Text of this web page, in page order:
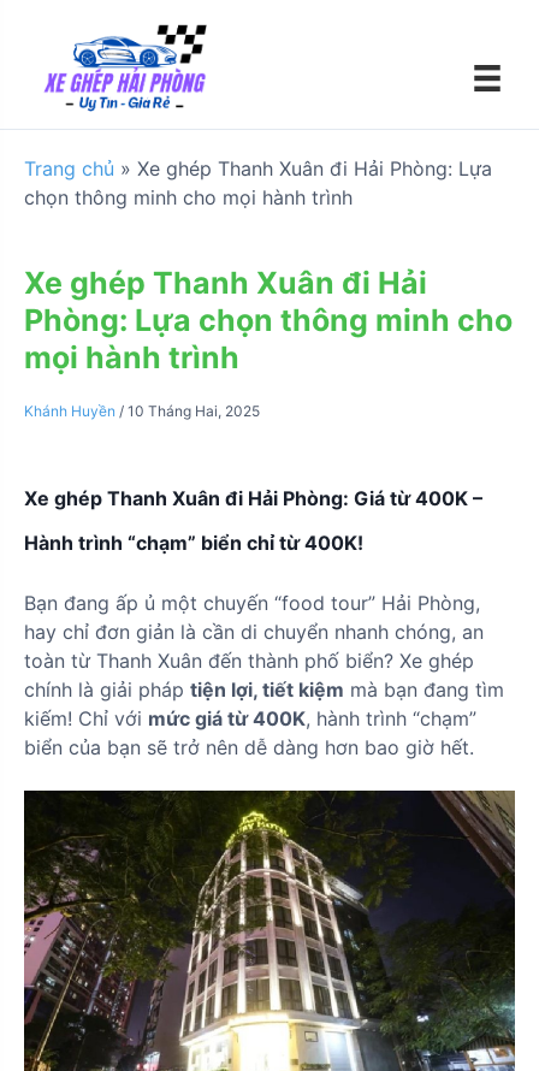
t
Trang chủ » Xe ghép Thanh Xuân đi Hải Phòng: Lựa
chọn thông minh cho mọi hành trình
Xe ghép Thanh Xuân đi Hải
Phòng: Lựa chọn thông minh cho
mọi hành trình
Khánh Huyền / 10 Tháng Hai, 2025
Xe ghép Thanh Xuân đi Hải Phòng: Giá từ 400K –
Hành trình “chạm” biển chỉ từ 400K!
Bạn đang ấp ủ một chuyến “food tour” Hải Phòng,
hay chỉ đơn giản là cần di chuyển nhanh chóng, an
toàn từ Thanh Xuân đến thành phố biển? Xe ghép
chính là giải pháp tiện lợi, tiết kiệm mà bạn đang tìm
kiếm! Chỉ với mức giá từ 400K, hành trình “chạm”
biển của bạn sẽ trở nên dễ dàng hơn bao giờ hết.